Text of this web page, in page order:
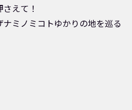
えて！
ミノミコトゆかりの地を巡る